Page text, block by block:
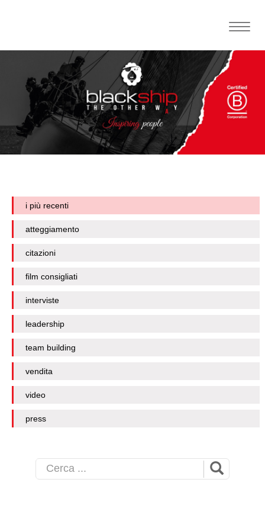
Toggle
i più recenti
atteggiamento
citazioni
film consigliati
interviste
leadership
team building
vendita
video
press